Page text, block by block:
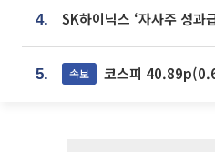
4.
5. 속보 코스피